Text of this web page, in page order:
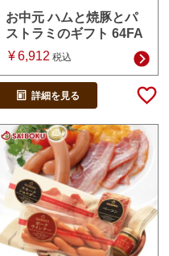
お中元 ハムと焼豚とパ
ストラミのギフト 64FA
¥6,912 税込
詳細を見る